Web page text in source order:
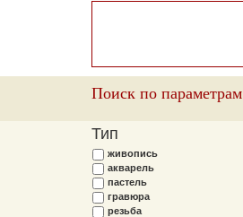
Поиск по параметрам
Тип
живопись
акварель
пастель
гравюра
резьба